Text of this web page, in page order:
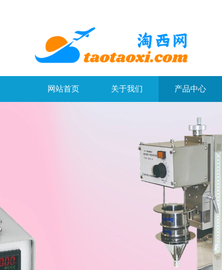
网站首页 关于我们 产品中心